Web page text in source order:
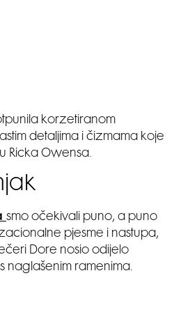
korzetiranom
detaljima i čizmama koje
Ricka Owensa.
smo očekivali puno, a puno
pjesme i nastupa,
Dore nosio odijelo
naglašenim ramenima.